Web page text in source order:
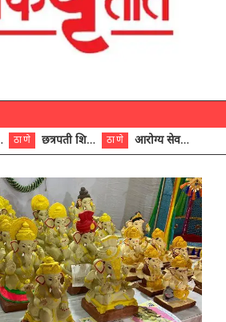
ठाणे छत्रपती शिवाजी महाराज रुग्णालयात दुर्मिळ ट्युमरची यशस्वी शस्त्रक्रिया ठाणे आरोग्य सेवक (पुरुष) पदावरून ११ कर्मचाऱ्यांना आरोग्य सहाय्यक (पुरुष) पदावर पदोन्नती; मुख्य कार्यकारी अधिकारी रणजित यादव यांच्या हस्ते आदेश वितरण